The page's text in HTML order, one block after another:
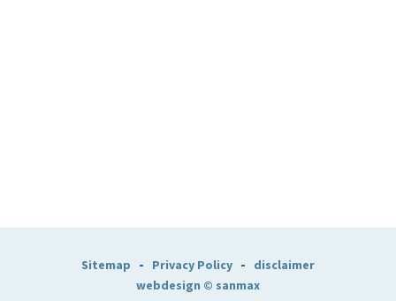
Sitemap - Privacy Policy - disclaimer
webdesign © sanmax